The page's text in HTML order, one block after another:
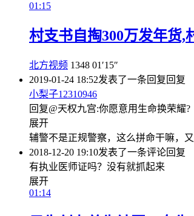
01:15
村支书自掏300万发年货,
北方视频 1348 01′15″
2019-01-24 18:52发表了一条回复回复
小梨子12310946
回复@天权九宫:你愿意用生命换荣耀?
展开
辅警不是正规警察，这么拼命干嘛，又
2018-12-20 19:10发表了一条评论回复
有执业医师证吗？没有就抓起来
展开
01:14